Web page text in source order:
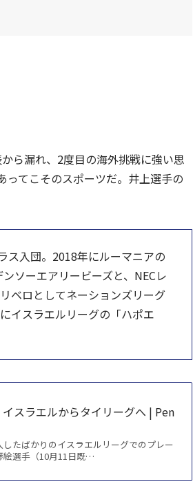
ら漏れ、2度目の海外挑戦に強い思
ってこそのスポーツだ。井上選手の
ス入団。2018年にルーマニアの
ソーエアリービーズと、NECレ
ベロとしてネーションズリーグ
イスラエルリーグの「ハポエ
スラエルからタイリーグへ | Pen
たばかりのイスラエルリーグでのプレー
絵選手（10月11日既…